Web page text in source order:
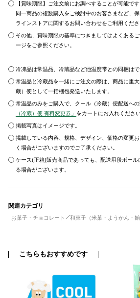
【賞味期限】ご注文前にお調べすることが可能です
同一商品の複数購入をご検討中のお客さまなど、
ラインストアに関するお問い合わせをご利用くださ
その他、賞味期限の基準につきましてはよくある
ージをご参照ください。
冷凍品は常温品、冷蔵品など他温度帯との同梱はで
常温品と冷蔵品を一緒にご注文の際は、商品に重
蔵）便として一括梱包発送いたします。
常温品のみをご購入で、クール（冷蔵）便配送へ
（冷蔵）便 有料変更券」 をカートにお入れください
掲載写真はイメージです。
掲載している内容、規格、デザイン、価格の変更
く場合がございますのでご了承ください。
ケース(正箱)販売商品であっても、配送用段ボー
る場合がございます。
関連カテゴリ
お菓子・チョコレート 和菓子（米菓・ようかん・飴
こちらもおすすめです